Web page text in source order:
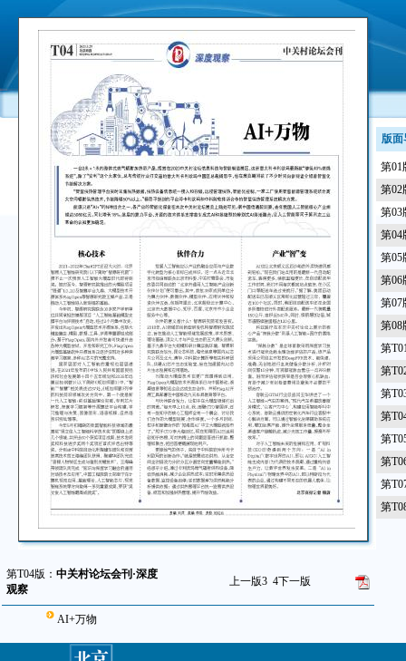
第T04版： 中关村论坛会刊·深度
观察
上一版3 4下一版
AI+万物
版面
第01
第02
第03
第04
第05
第06
第07
第08
第
第
第
第
第
第
第
第